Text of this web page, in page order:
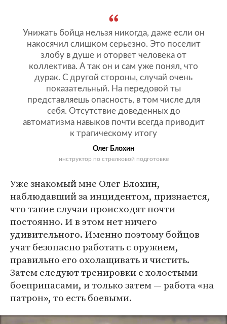
Унижать бойца нельзя никогда, даже если он
накосячил слишком серьезно. Это поселит
злобу в душе и оторвет человека от
коллектива. А так он и сам уже понял, что
дурак. С другой стороны, случай очень
показательный. На передовой ты
представляешь опасность, в том числе для
себя. Отсутствие доведенных до
автоматизма навыков почти всегда приводит
к трагическому итогу
Олег Блохин
инструктор по стрелковой подготовке
Уже знакомый мне Олег Блохин,
наблюдавший за инцидентом, признается,
что такие случаи происходят почти
постоянно. И в этом нет ничего
удивительного. Именно поэтому бойцов
учат безопасно работать с оружием,
правильно его охолащивать и чистить.
Затем следуют тренировки с холостыми
боеприпасами, и только затем — работа «на
патрон», то есть боевыми.